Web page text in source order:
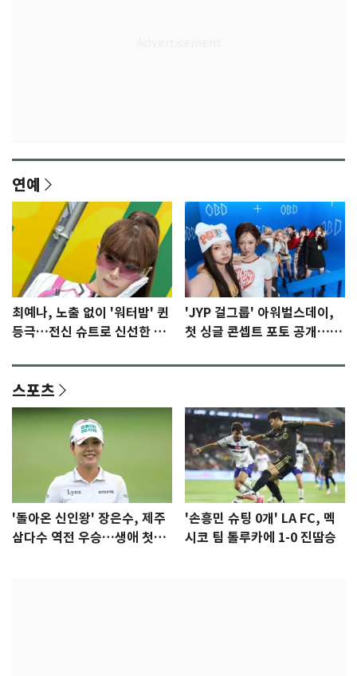
연예
최예나, 노출 없이 '워터밤' 퀸
등극…전신 슈트로 신선한 충
'JYP 걸그룹' 아워벌스데이,
첫 싱글 콘셉트 포토 공개…청
스포츠
'돌아온 신인왕' 장은수, 제주
삼다수 역전 우승…생애 첫승
'손흥민 슈팅 0개' LA FC, 멕
시코 팀 톨루카에 1-0 진땀승